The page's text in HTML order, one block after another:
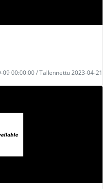
09 00:00:00 / Tallennettu 2023-04-21